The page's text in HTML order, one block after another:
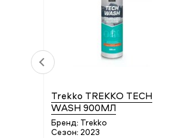
Trekko TREKKO TECH
WASH 900МЛ
Бренд: Trekko
Сезон: 2023